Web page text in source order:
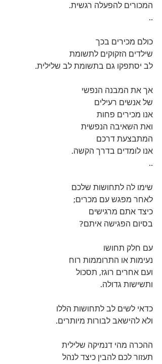
המכורים להפעלה רגשית.
..
כולם מכירים בכך
שילדים הזקוקים לתשומת
לב יסתפקו גם בתשומת לב שלילית.
אך את המבנה הנפשי
של אנשים רעילים
אנו מכירים פחות
ואת השאיבה הנפשית
המתבצעת דרכם
אנו לומדים בדרך הקשה.
..
שימו לה לתחושות שלכם
לאחר מפגש עם מכרים;
כיצד אתם מרגישים
בסיום הפגישה איתם?
עם חלק תחושו
נעימות או התרוממות רוח
ועם אחרים רוגז, תסכול
ותשישות גדולה.
כדאי לשים לב לתחושות הללו
ולא להישאב לבורות מיותרים.
ההכרה מהי דנמיקה שלילית
תעזור לכם להבין כיצד לנהל